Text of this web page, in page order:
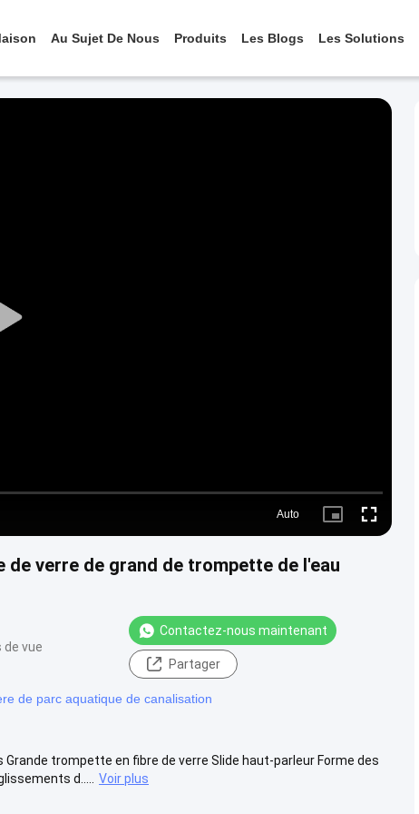
Au Sujet De Nous Produits Les Blogs Les Solutions
Play
Auto
Picture- Fullscreen
verre de grand de trompette de l'eau
de vue
Contactez-nous maintenant
Partager
de parc aquatique de canalisation
trompette en fibre de verre Slide haut-parleur Forme des
d.....
Voir plus